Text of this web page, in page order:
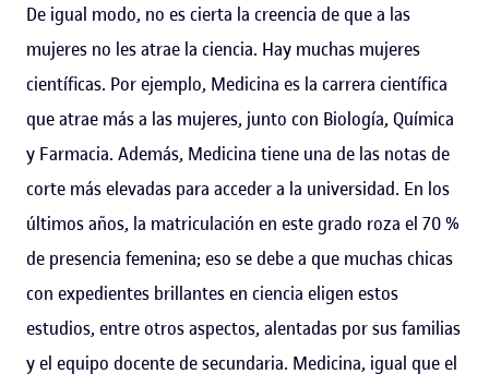
De igual modo, no es cierta la creencia de que a las
mujeres no les atrae la ciencia. Hay muchas mujeres
científicas. Por ejemplo, Medicina es la carrera científica
que atrae más a las mujeres, junto con Biología, Química
y Farmacia. Además, Medicina tiene una de las notas de
corte más elevadas para acceder a la universidad. En los
últimos años, la matriculación en este grado roza el 70 %
de presencia femenina; eso se debe a que muchas chicas
con expedientes brillantes en ciencia eligen estos
estudios, entre otros aspectos, alentadas por sus familias
y el equipo docente de secundaria. Medicina, igual que el